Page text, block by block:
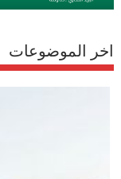
اخر الموضوعات